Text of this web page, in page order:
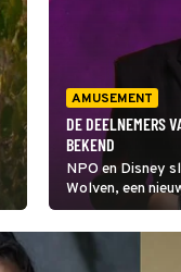
AMUSEMENT
DE DEELNEMERS
BEKEND
NPO en Disney
Wolven, een
centraal staan.
nu eigenlijk aan